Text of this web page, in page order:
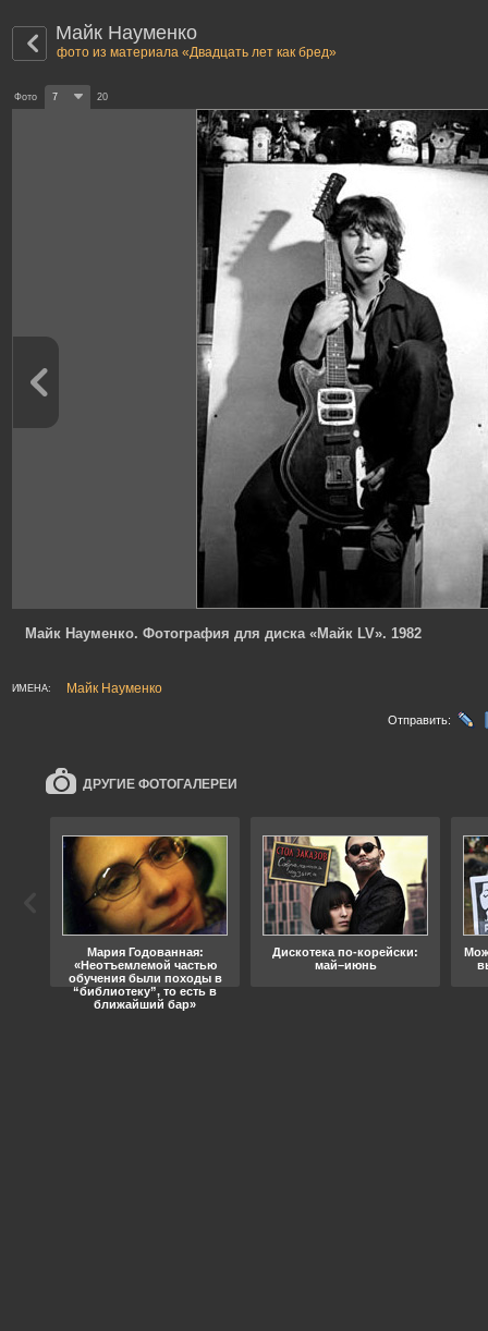
Майк Науменко
фото из материала «Двадцать лет как бред»
Фото 7 20
Майк Науменко. Фотография для диска «Майк LV». 1982
ИМЕНА: Майк Науменко
Отправить:
ДРУГИЕ ФОТОГАЛЕРЕИ
Мария Годованная:
«Неотъемлемой частью
обучения были походы в
“библиотеку”, то есть в
ближайший бар»
Дискотека по-корейски:
май–июнь